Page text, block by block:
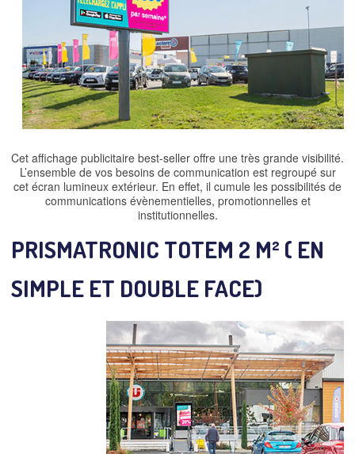
Cet affichage publicitaire best-seller offre une très grande visibilité.
L’ensemble de vos besoins de communication est regroupé sur
cet écran lumineux extérieur. En effet, il cumule les possibilités de
communications évènementielles, promotionnelles et
institutionnelles.
PRISMATRONIC TOTEM 2 M² ( EN
SIMPLE ET DOUBLE FACE)